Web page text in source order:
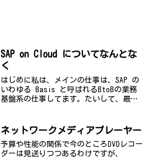
SAP on Cloud についてなんとな
く
はじめに私は、メインの仕事は、SAP の
いわゆる Basis と呼ばれるBtoBの業務
基盤系の仕事してます。たいして、最
だけで、開発とかAWSの基盤設計、設定み
た...
ネットワークメディアプレーヤー
予算や性能の関係で今のところDVDレコー
ダーは見送りつつあるわけですが、